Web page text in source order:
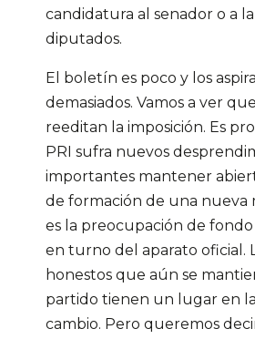
candidatura al senador o a
diputados.
El boletín es poco y los
demasiados. Vamos a ver
reeditan la imposición. Es
PRI sufra nuevos
importantes mantener
de formación de una nueva
es la preocupación de
en turno del aparato oficial.
honestos que aún se
partido tienen un lugar en
cambio. Pero queremos